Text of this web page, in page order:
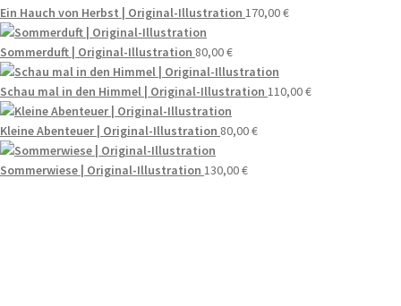
Ein Hauch von Herbst | Original-Illustration 170,00€
Sommerduft | Original-Illustration 80,00€
Schau mal in den Himmel | Original-Illustration 110,00€
Kleine Abenteuer | Original-Illustration 80,00€
Sommerwiese | Original-Illustration 130,00€